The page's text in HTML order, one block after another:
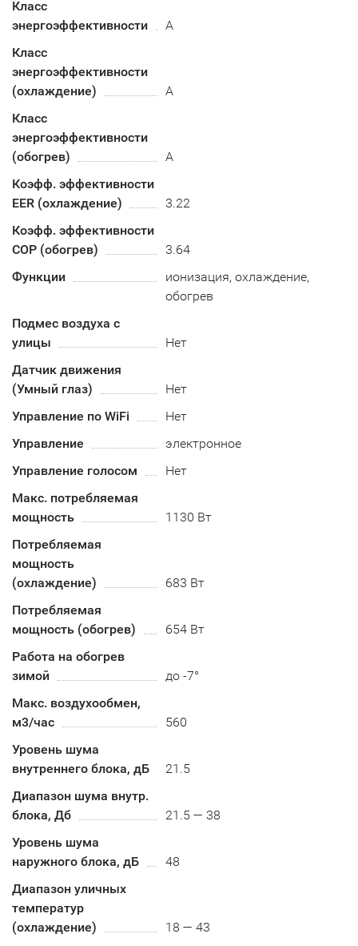
Класс
энергоэффективности
A
Класс
энергоэффективности
(охлаждение)
А
Класс
энергоэффективности
(обогрев)
A
Коэфф. эффективности
EER (охлаждение)
3.22
Коэфф. эффективности
COP (обогрев)
3.64
Функции
ионизация, охлаждение,
обогрев
Подмес воздуха с
улицы
Нет
Датчик движения
(Умный глаз)
Нет
Управление по WiFi
Нет
Управление
электронное
Управление голосом
Нет
Макс. потребляемая
мощность
1130 Вт
Потребляемая
мощность
(охлаждение)
683 Вт
Потребляемая
мощность (обогрев)
654 Вт
Работа на обогрев
зимой
до -7°
Макс. воздухообмен,
м3/час
560
Уровень шума
внутреннего блока, дБ
21.5
Диапазон шума внутр.
блока, Дб
21.5 — 38
Уровень шума
наружного блока, дБ
48
Диапазон уличных
температур
(охлаждение)
18 — 43